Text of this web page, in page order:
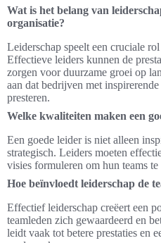
Wat is het belang van
organisatie?
Leiderschap speelt een cruciale
Effectieve leiders kunnen de
zorgen voor duurzame groei op
aan dat bedrijven met
presteren.
Welke kwaliteiten maken een
Een goede leider is niet alleen
strategisch. Leiders moeten
visies formuleren om hun teams
Hoe beïnvloedt leiderschap de
Effectief leiderschap creëert een
teamleden zich gewaardeerd en
leidt vaak tot betere prestaties en